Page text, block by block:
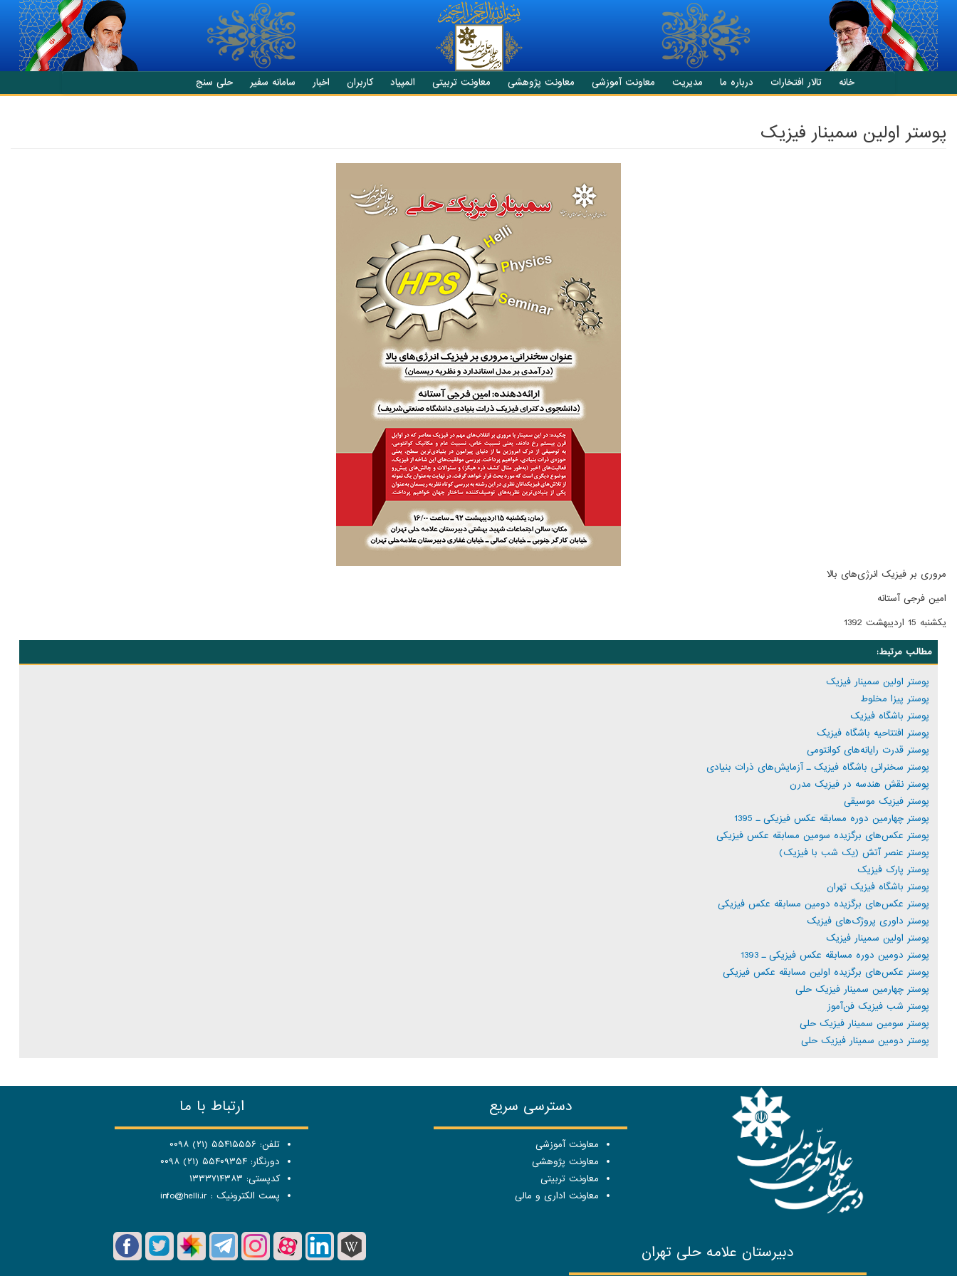
انتقال به محتوای اصلی
خانه تالار افتخارات درباره ما مدیریت معاونت آموزشی معاونت پژوهشی معاونت تربیتی المپیاد کاربران اخبار سامانه سفیر حلی سنج
پوستر اولین سمینار فیزیک
مروری بر فیزیک انرژی‌های بالا
امین فرجی آستانه
یکشنبه 15 اردیبهشت 1392
مطالب مرتبط:
پوستر اولین سمینار فیزیک
پوستر پیزا مخلوط
پوستر باشگاه فیزیک
پوستر افتتاحیه باشگاه فیزیک
پوستر قدرت رایانه‌های کوانتومی
پوستر سخنرانی باشگاه فیزیک ـ آزمایش‌های ذرات بنیادی
پوستر نقش هندسه در فیزیک مدرن
پوستر فیزیک موسیقی
پوستر چهارمین دوره مسابقه عکس فیزیکی ـ 1395
پوستر عکس‌های برگزیده سومین مسابقه عکس فیزیکی
پوستر عنصر آتش (یک شب با فیزیک)
پوستر پارک فیزیک
پوستر باشگاه فیزیک تهران
پوستر عکس‌های برگزیده دومین مسابقه عکس فیزیکی
پوستر داوری پروژک‌های فیزیک
پوستر اولین سمینار فیزیک
پوستر دومین دوره مسابقه عکس فیزیکی ـ 1393
پوستر عکس‌های برگزیده اولین مسابقه عکس فیزیکی
پوستر چهارمین سمینار فیزیک حلی
پوستر شب فیزیک فن‌آموز
پوستر سومین سمینار فیزیک حلی
پوستر دومین سمینار فیزیک حلی
دسترسی سریع
معاونت آموزشی
معاونت پژوهشی
معاونت تربیتی
معاونت اداری و مالی
ارتباط با ما
تلفن: ۵۵۴۱۵۵۵۶ (۲۱) ۰۰۹۸
دورنگار: ۵۵۴۰۹۳۵۴ (۲۱) ۰۰۹۸
کدپستی: ۱۳۳۳۷۱۴۳۸۳
پست الکترونیک : info@helli.ir
دبیرستان علامه حلی تهران